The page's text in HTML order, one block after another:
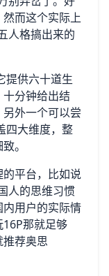
而这个实际上
人格搞出来的
提供六十道生
分钟给出结
外一个可以尝
四大维度，整
。
平台，比如说
人的思维习惯
用户的实际情
那就足够
荐奥思